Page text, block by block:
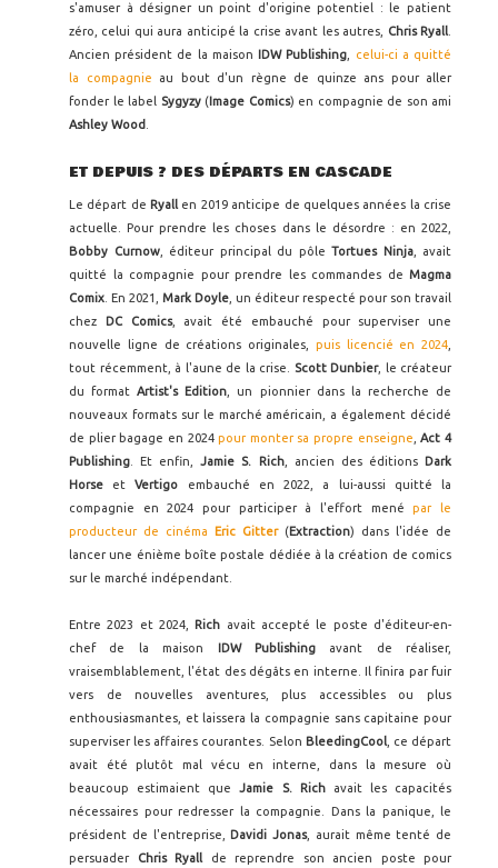
s'amuser à désigner un point d'origine potentiel : le patient
zéro, celui qui aura anticipé la crise avant les autres,
Chris Ryall
Ancien président de la maison IDW Publishing
celui-ci a quitté
la compagnie au bout d'un règne de quinze ans pour aller
fonder le label Sygyzy(Image Comics) en compagnie de son ami
Ashley Wood
ET DEPUIS ? DES DÉPARTS EN CASCADE
Le départ de Ryall en 2019 anticipe de quelques années la crise
actuelle. Pour prendre les choses dans le désordre : en 2022,
Bobby Curnow, éditeur principal du pôle Tortues Ninja, avait
quitté la compagnie pour prendre les commandes de Magma
Comix . En 2021, Mark Doyle , un éditeur respecté pour son travail
chez
DC Comics, avait été embauché pour superviser une
nouvelle ligne de créations originales, puis licencié en 2024
tout récemment, à l'aune de la crise.
Scott Dunbier, le créateur
du formatArtist's Edition , un pionnier dans la recherche de
nouveaux formats sur le marché américain, a également décidé
de plier bagage en 2024pour monter sa propre enseigne ,Act 4
Publishing . Et enfin,Jamie S. Rich, ancien des éditions
Dark
Horse etVertigo embauché en 2022, a lui-aussi quitté la
compagnie en 2024 pour participer à l'effort menépar le
producteur de cinéma
Eric Gitter(Extraction) dans l'idée de
lancer une énième boîte postale dédiée à la création de comics
sur le marché indépendant.
Entre 2023 et 2024, Rich avait accepté le poste d'éditeur-en-
chef de la maison
IDW Publishingavant de réaliser,
vraisemblablement, l'état des dégâts en interne. Il finira par fuir
vers de nouvelles aventures, plus accessibles ou plus
enthousiasmantes, et laissera la compagnie sans capitaine pour
superviser les affaires courantes. Selon BleedingCool, ce départ
avait été plutôt mal vécu en interne, dans la mesure où
beaucoup estimaient queJamie S. Richavait les capacités
nécessaires pour redresser la compagnie. Dans la panique, le
président de l'entreprise,
Davidi Jonas, aurait même tenté de
persuader
Chris Ryall de reprendre son ancien poste pour